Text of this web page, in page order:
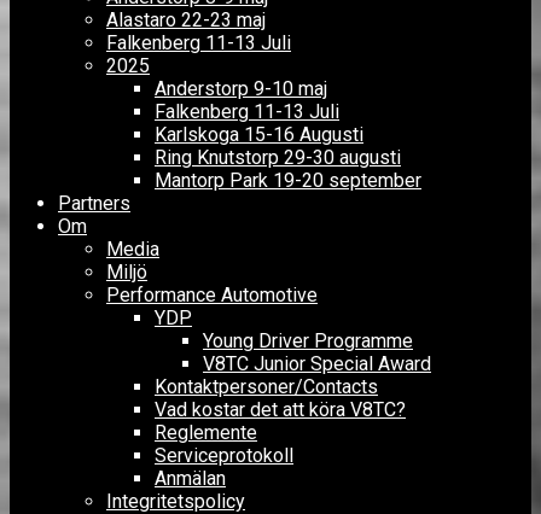
Alastaro 22-23 maj
Falkenberg 11-13 Juli
2025
Anderstorp 9-10 maj
Falkenberg 11-13 Juli
Karlskoga 15-16 Augusti
Ring Knutstorp 29-30 augusti
Mantorp Park 19-20 september
Partners
Om
Media
Miljö
Performance Automotive
YDP
Young Driver Programme
V8TC Junior Special Award
Kontaktpersoner/Contacts
Vad kostar det att köra V8TC?
Reglemente
Serviceprotokoll
Anmälan
Integritetspolicy